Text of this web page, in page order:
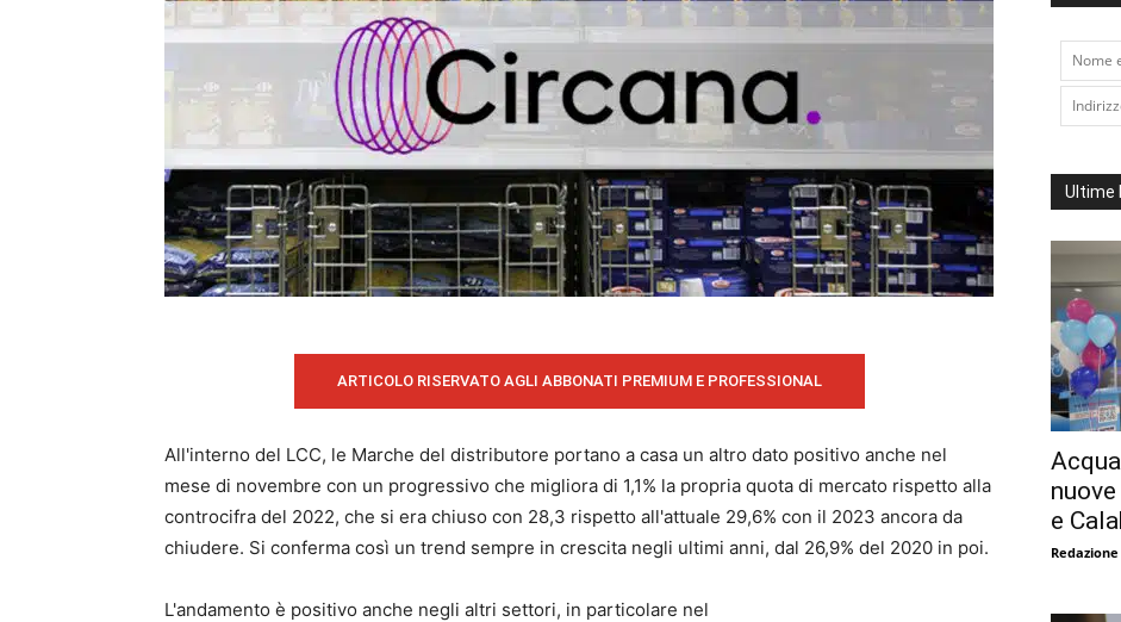
ARTICOLO RISERVATO AGLI ABBONATI PREMIUM E PROFESSIONAL
All'interno del LCC, le Marche del distributore portano a casa un altro dato positivo anche nel
mese di novembre con un progressivo che migliora di 1,1% la propria quota di mercato rispetto alla
controcifra del 2022, che si era chiuso con 28,3 rispetto all'attuale 29,6% con il 2023 ancora da
chiudere. Si conferma così un trend sempre in crescita negli ultimi anni, dal 26,9% del 2020 in poi.
L'andamento è positivo anche negli altri settori, in particolare nel
Ultime
e
Redazione